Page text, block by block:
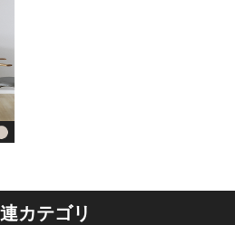
カテゴリ